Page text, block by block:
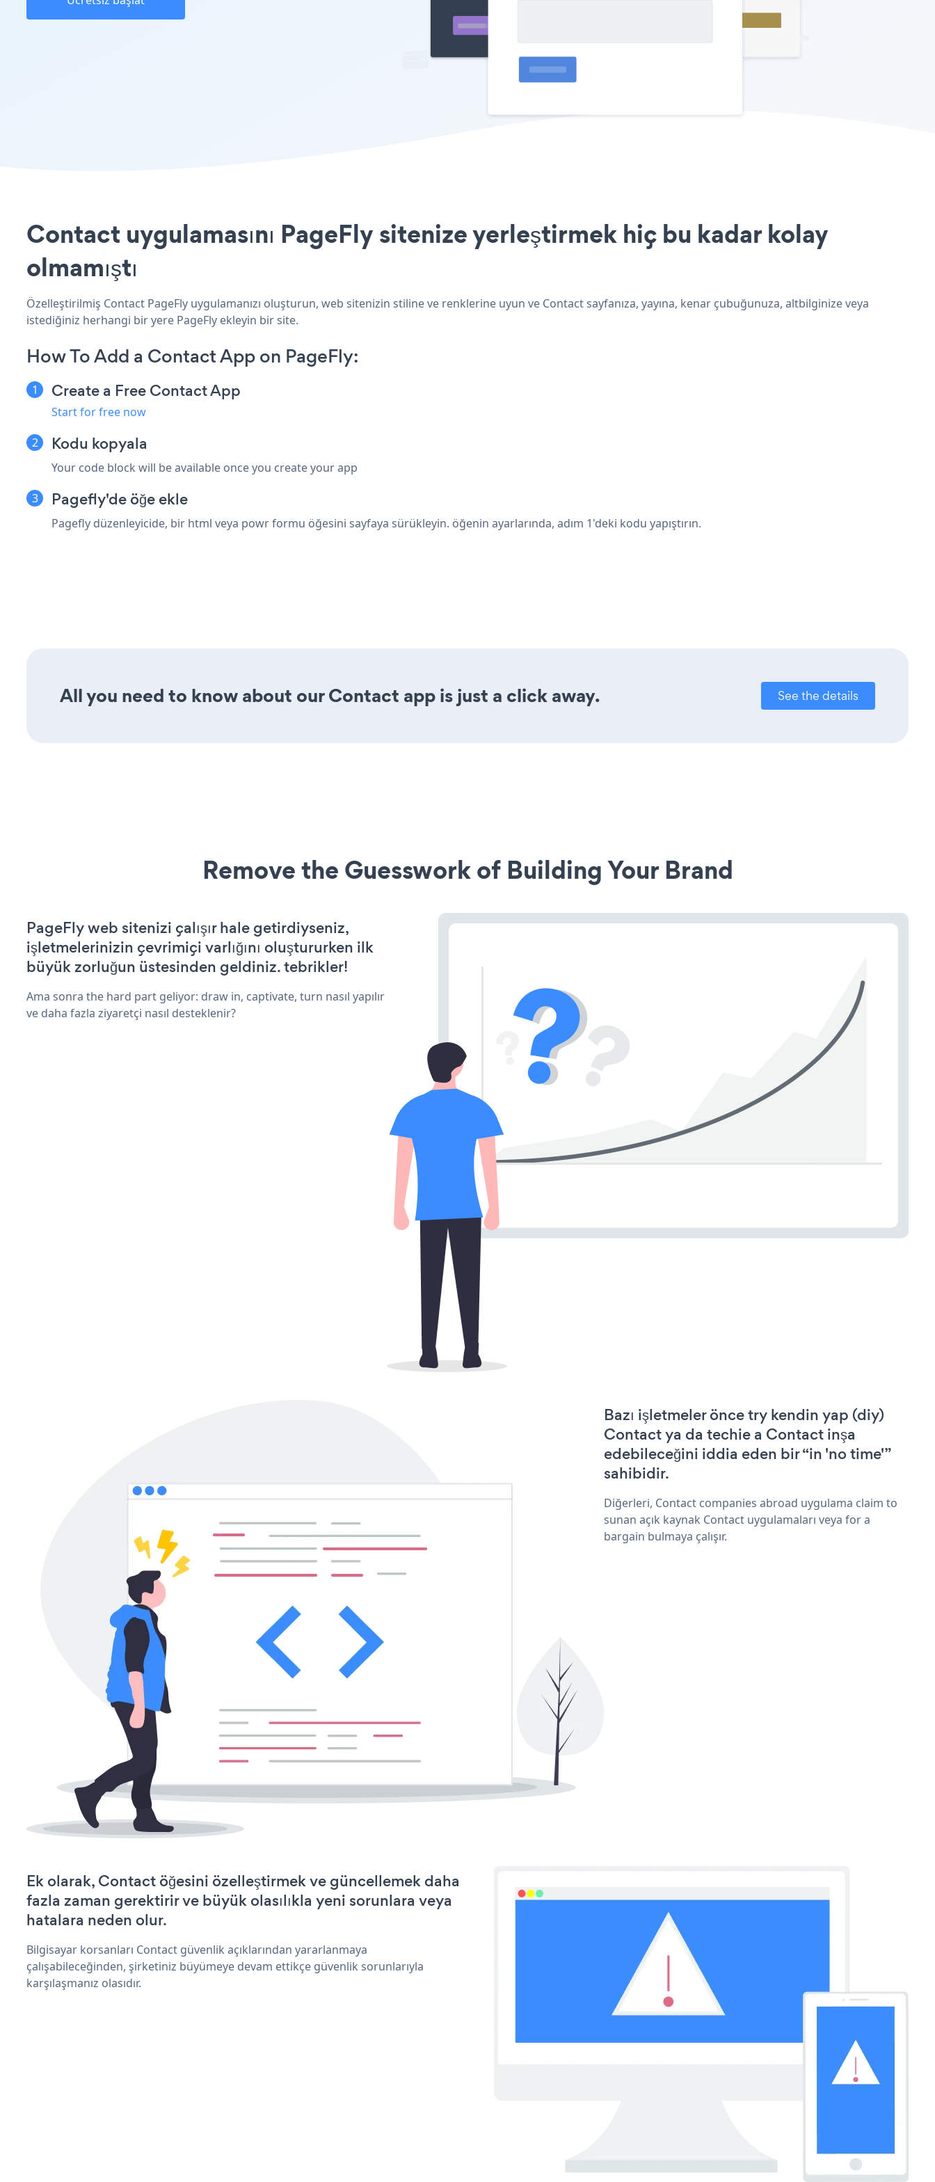
Contact uygulamasını PageFly sitenize yerleştirmek hiç bu kadar kolay
olmamıştı
Özelleştirilmiş Contact PageFly uygulamanızı oluşturun, web sitenizin stiline ve renklerine uyun ve Contact sayfanıza, yayına, kenar çubuğunuza, altbilginize veya
istediğiniz herhangi bir yere PageFly ekleyin bir site.
How To Add a Contact App on PageFly:
Create a Free Contact App
Start for free now
Kodu kopyala
Your code block will be available once you create your app
Pagefly'de öğe ekle
Pagefly düzenleyicide, bir html veya powr formu öğesini sayfaya sürükleyin. öğenin ayarlarında, adım 1'deki kodu yapıştırın.
All you need to know about our Contact app is just a click away. See the details
Remove the Guesswork of Building Your Brand
PageFly web sitenizi çalışır hale getirdiyseniz,
işletmelerinizin çevrimiçi varlığını oluştururken ilk
büyük zorluğun üstesinden geldiniz. tebrikler!
Ama sonra the hard part geliyor: draw in, captivate, turn nasıl yapılır
ve daha fazla ziyaretçi nasıl desteklenir?
Bazı işletmeler önce try kendin yap (diy)
Contact ya da techie a Contact inşa
edebileceğini iddia eden bir “in 'no time'”
sahibidir.
Diğerleri, Contact companies abroad uygulama claim to
sunan açık kaynak Contact uygulamaları veya for a
bargain bulmaya çalışır.
Ek olarak, Contact öğesini özelleştirmek ve güncellemek daha
fazla zaman gerektirir ve büyük olasılıkla yeni sorunlara veya
hatalara neden olur.
Bilgisayar korsanları Contact güvenlik açıklarından yararlanmaya
çalışabileceğinden, şirketiniz büyümeye devam ettikçe güvenlik sorunlarıyla
karşılaşmanız olasıdır.